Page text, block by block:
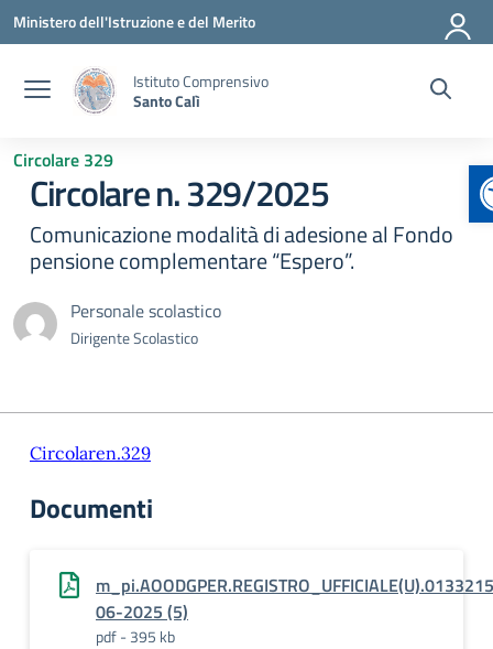
Vai ai contenuti
Vai al menu di navigazione
Vai al footer
Ministero dell'Istruzione e del Merito
Istituto Comprensivo
Santo Calì
Circolare 329
Circolare n. 329/2025
Comunicazione modalità di adesione al Fondo
pensione complementare “Espero”.
Personale scolastico
Dirigente Scolastico
Circolaren.329
Documenti
06-2025 (5)
pdf - 395 kb